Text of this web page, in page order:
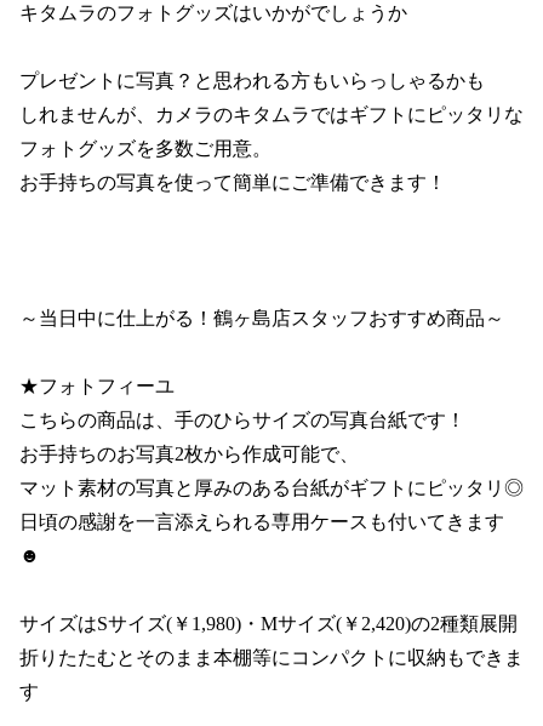
キタムラのフォトグッズはいかがでしょうか
プレゼントに写真？と思われる方もいらっしゃるかも
しれませんが、カメラのキタムラではギフトにピッタリな
フォトグッズを多数ご用意。
お手持ちの写真を使って簡単にご準備できます！
～当日中に仕上がる！鶴ヶ島店スタッフおすすめ商品～
★フォトフィーユ
こちらの商品は、手のひらサイズの写真台紙です！
お手持ちのお写真2枚から作成可能で、
マット素材の写真と厚みのある台紙がギフトにピッタリ◎
日頃の感謝を一言添えられる専用ケースも付いてきます
☻
サイズはSサイズ(￥1,980)・Mサイズ(￥2,420)の2種類展開
折りたたむとそのまま本棚等にコンパクトに収納もできま
す